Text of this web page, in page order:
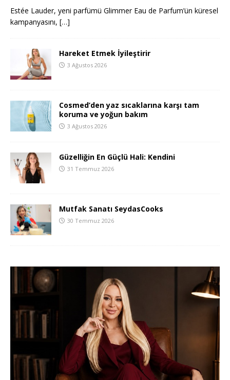
Estée Lauder, yeni parfümü Glimmer Eau de Parfum’ün küresel
kampanyasını, […]
Hareket Etmek İyileştirir
3 Ağustos 2026
Cosmed’den yaz sıcaklarına karşı tam
koruma ve yoğun bakım
3 Ağustos 2026
Güzelliğin En Güçlü Hali: Kendini
31 Temmuz 2026
Mutfak Sanatı SeydasCooks
30 Temmuz 2026